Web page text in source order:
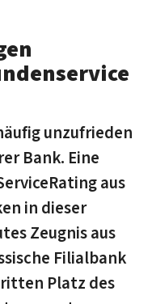
unzufrieden
Bank. Eine
aus
in dieser
Zeugnis aus
Filialbank
Platz des